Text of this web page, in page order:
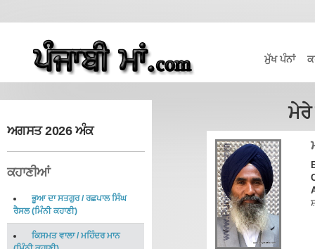
ਮੁੱਖ ਪੰਨਾਂ
ਅਗਸਤ 2026 ਅੰਕ
ਕਹਾਣੀਆਂ
ਭੂਆ ਦਾ ਸਤਗੁਰ/ਰਛਪਾਲ ਸਿੰਘ
ਰੈਸਲ(ਮਿੰਨੀ ਕਹਾਣੀ)
ਕਿਸਮਤ ਵਾਲਾ/ ਮਹਿੰਦਰ ਮਾਨ
ਮੇਰੇ